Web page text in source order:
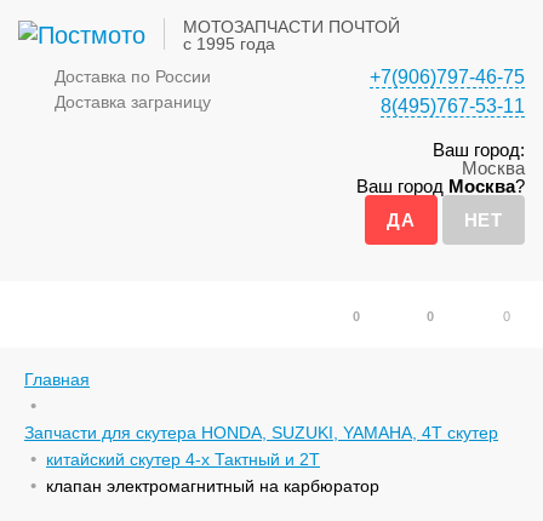
МОТОЗАПЧАСТИ ПОЧТОЙ
с 1995 года
Доставка по России
Доставка заграницу
+7(906)797-46-75
8(495)767-53-11
Ваш город:
Москва
Ваш город Москва?
0
0 0
Главная
Запчасти для скутера HONDA, SUZUKI, YAMAHA, 4Т скутер
китайский скутер 4-х Тактный и 2Т
клапан электромагнитный на карбюратор